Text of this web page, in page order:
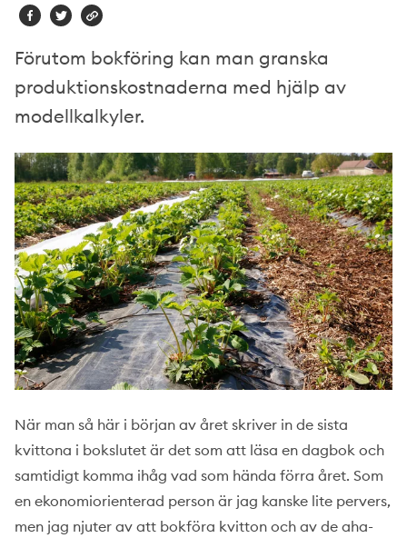
Förutom bokföring kan man granska
produktionskostnaderna med hjälp av
modellkalkyler.
När man så här i början av året skriver in de sista
kvittona i bokslutet är det som att läsa en dagbok och
samtidigt komma ihåg vad som hända förra året. Som
en ekonomiorienterad person är jag kanske lite pervers,
men jag njuter av att bokföra kvitton och av de aha-